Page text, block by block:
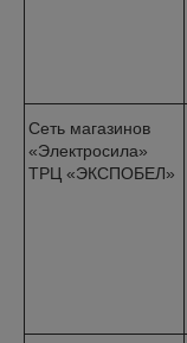
Сеть магазинов
«Электросила»
ТРЦ «ЭКСПОБЕЛ»